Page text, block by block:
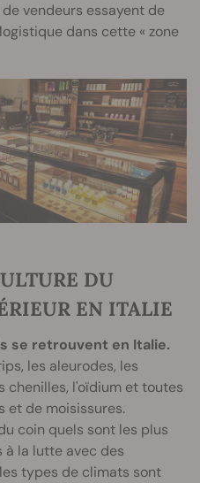
vendeurs essayent de
dans cette « zone
DU
EN ITALIE
se retrouvent en Italie.
les aleurodes, les
chenilles, l'oïdium et toutes
et de moisissures.
coin quels sont les plus
la lutte avec des
types de climats sont